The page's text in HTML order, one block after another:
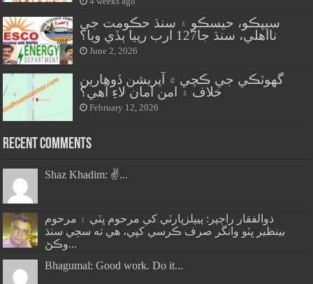
سيپڪو، حيسڪو ۽ سنڌ حڪومت جي
نااهلي، سنڌ جا127 ارب رپيا ٻڏي ويا؟
June 2, 2026
گهوٽڪي جي ڪچي ۾ آپريشن ڏوهارين
خلاف ۽ امن امان لاءِ آهي؟
February 12, 2026
Recent Comments
Shaz Khadim: ✌️...
ذوالفقار راڄپر: پيپلزپارٽي کي مرحوم ڀٽي ۽ مرحوم
بينظير ڀٽو وانگر صرف ڪرسي کپي، هي ته سڄي سنڌ
وڪڻ...
Bhagumal: Good work. Do it...